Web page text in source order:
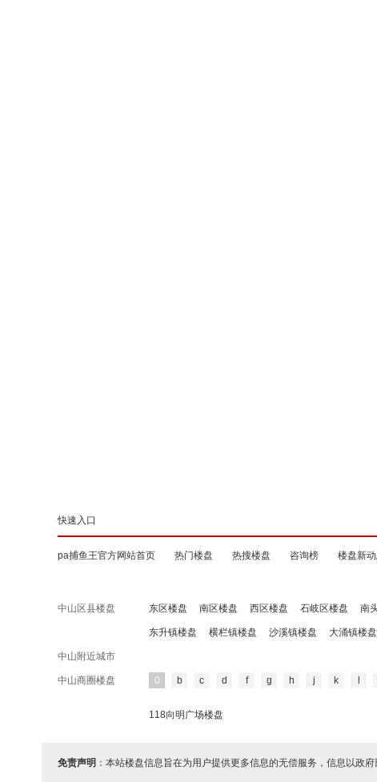
快速入口
pa捕鱼王官方网站首页 热门楼盘 热搜楼盘 咨询榜 楼盘新
中山区县楼盘 东区楼盘 南区楼盘 西区楼盘 石岐区楼盘 南
东升镇楼盘 横栏镇楼盘 沙溪镇楼盘 大涌镇楼盘
中山附近城市
中山商圈楼盘 0 b c d f g h j k
118向明广场楼盘
免责声明 ：本站楼盘信息旨在为用户提供更多信息的无偿服务，信息以政